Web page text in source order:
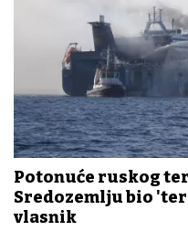
Potonuće ruskog
Sredozemlju bio
vlasnik